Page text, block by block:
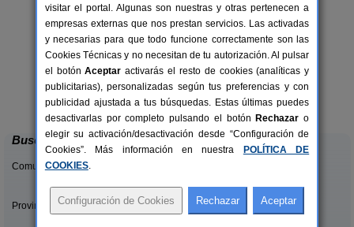
4+1 pers.
desde18 €
Casa Rural Las Cáscaras
Tejeda (Gran Canaria)
Buscar
Comunidades:
Provincias/Islas:
visitar el portal. Algunas son nuestras y otras pertenecen a
empresas externas que nos prestan servicios. Las activadas
y necesarias para que todo funcione correctamente son las
Cookies Técnicas y no necesitan de tu autorización. Al pulsar
el botónAceptar activarás el resto de cookies (analíticas y
publicitarias), personalizadas según tus preferencias y con
publicidad ajustada a tus búsquedas. Estas últimas puedes
desactivarlas por completo pulsando el botón Rechazar o
elegir su activación/desactivación desde “Configuración de
Cookies”. Más información en nuestra
POLÍTICA DE
COOKIES.